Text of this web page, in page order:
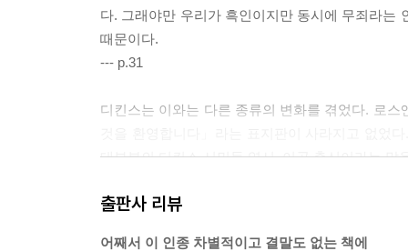
다. 그래야만 우리가 흑인이지만 동시에 무죄라는
때문이다.
--- p.31
디킨스는 이와는 다른 종류의 변화를 겪었다. 로
대부분의 디킨스 시민들 역시, 이곳 출신이라는
요!」
출판사 리뷰
어째서 이 인종 차별적이고 결말도 없는 책에